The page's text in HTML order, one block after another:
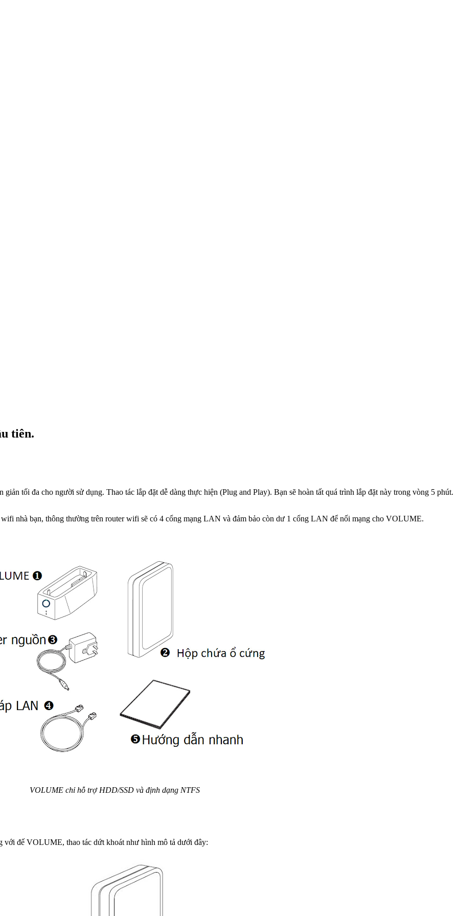
tiên.
tối đa cho người sử dụng. Thao tác lắp đặt dễ dàng thực hiện (Plug and Play). Bạn sẽ hoàn tất quá trình lắp đặt này trong vòng 5 phút.
nhà bạn, thông thường trên router wifi sẽ có 4 cổng mạng LAN và đảm bảo còn dư 1 cổng LAN để nối mạng cho VOLUME.
VOLUME chỉ hỗ trợ HDD/SSD và định dạng NTFS
đế VOLUME, thao tác dứt khoát như hình mô tả dưới đây: